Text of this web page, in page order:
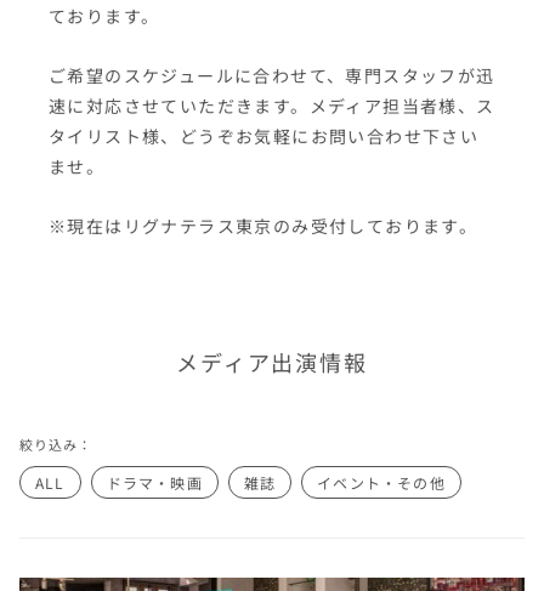
ております。
ご希望のスケジュールに合わせて、専門スタッフが迅
速に対応させていただきます。メディア担当者様、ス
タイリスト様、どうぞお気軽にお問い合わせ下さい
ませ。
※現在はリグナテラス東京のみ受付しております。
メディア出演情報
絞り込み：
ALL ドラマ・映画 雑誌 イベント・その他